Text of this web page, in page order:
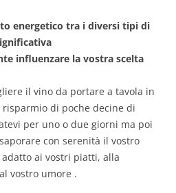
energetico tra i diversi tipi di
influenzare la vostra scelta
il vino da portare a tavola in
di poche decine di
per uno o due giorni ma poi
con serenità il vostro
ai vostri piatti, alla
vostro umore .